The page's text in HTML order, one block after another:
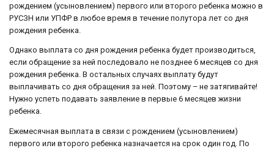
рождением (усыновлением) первого или второго ребенка можно в
РУСЗН или УПФР в любое время в течение полутора лет со дня
рождения ребенка.
Однако выплата со дня рождения ребенка будет производиться,
если обращение за ней последовало не позднее 6 месяцев со дня
рождения ребенка. В остальных случаях выплату будут
выплачивать со дня обращения за ней. Поэтому – не затягивайте!
Нужно успеть подавать заявление в первые 6 месяцев жизни
ребенка.
Ежемесячная выплата в связи с рождением (усыновлением)
первого или второго ребенка назначается на срок один год. По